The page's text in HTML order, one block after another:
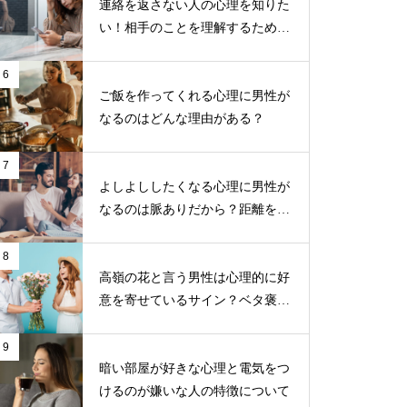
連絡を返さない人の心理を知りた
い！相手のことを理解するための
6
ご飯を作ってくれる心理に男性が
なるのはどんな理由がある？
7
よしよししたくなる心理に男性が
なるのは脈ありだから？距離を近
8
高嶺の花と言う男性は心理的に好
意を寄せているサイン？ベタ褒め
9
暗い部屋が好きな心理と電気をつ
けるのが嫌いな人の特徴について